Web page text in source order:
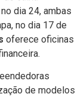
dia 24, ambas
no dia 17 de
oferece oficinas
de modelos